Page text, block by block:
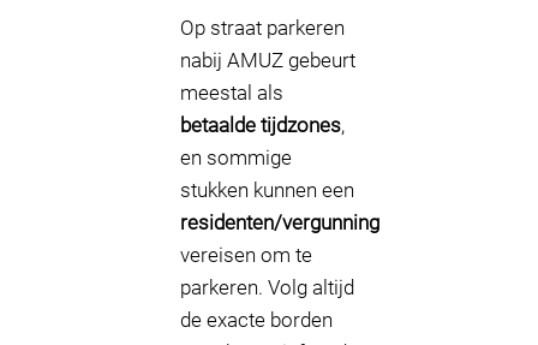
Op straat parkeren
nabij AMUZ gebeurt
meestal als
betaalde tijdzones,
en sommige
stukken kunnen een
residenten/vergunning
vereisen om te
parkeren. Volg altijd
de exacte borden